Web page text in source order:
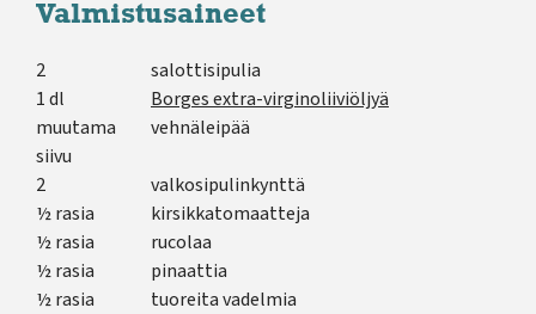
Valmistusaineet
2
salottisipulia
1 dl
Borges extra-virginoliiviöljyä
muutama
siivu
vehnäleipää
2
valkosipulinkynttä
½ rasia
kirsikkatomaatteja
½ rasia
rucolaa
½ rasia
pinaattia
½ rasia
tuoreita vadelmia